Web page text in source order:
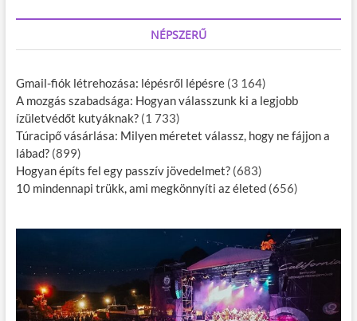
NÉPSZERŰ
Gmail-fiók létrehozása: lépésről lépésre (3 164)
A mozgás szabadsága: Hogyan válasszunk ki a legjobb
ízületvédőt kutyáknak? (1 733)
Túracipő vásárlása: Milyen méretet válassz, hogy ne fájjon a
lábad? (899)
Hogyan építs fel egy passzív jövedelmet? (683)
10 mindennapi trükk, ami megkönnyíti az életed (656)